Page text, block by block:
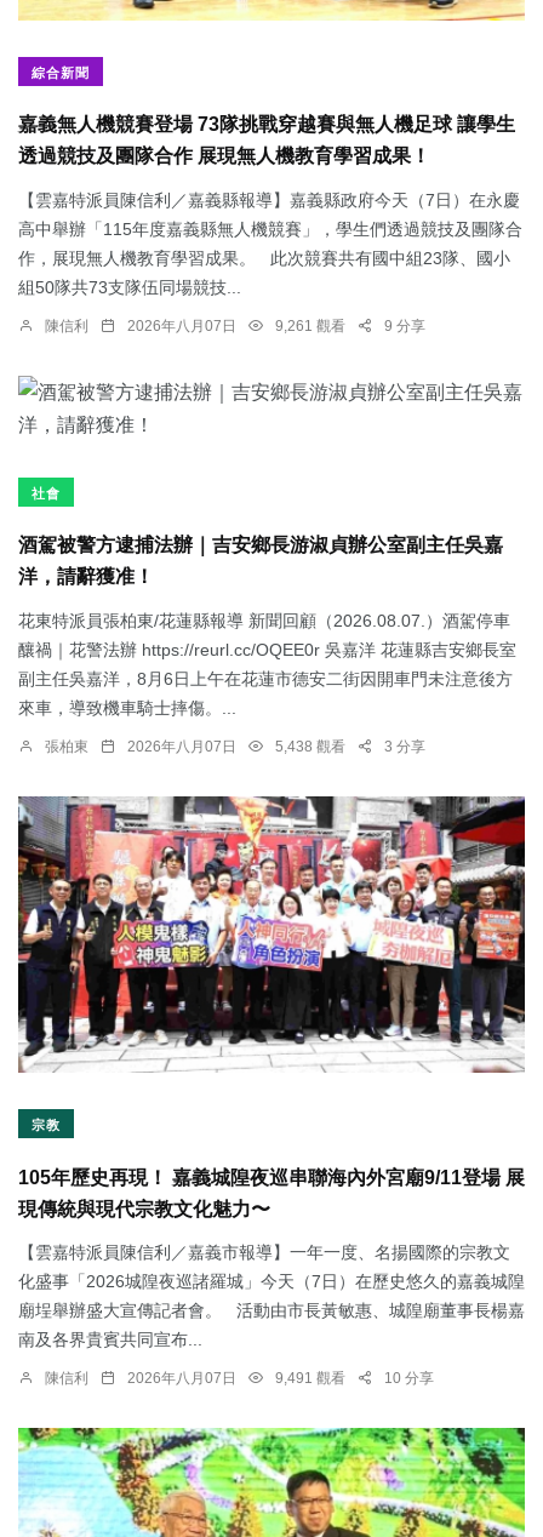
綜合新聞
嘉義無人機競賽登場 73隊挑戰穿越賽與無人機足球 讓學生
透過競技及團隊合作 展現無人機教育學習成果！
【雲嘉特派員陳信利／嘉義縣報導】嘉義縣政府今天（7日）在永慶
高中舉辦「115年度嘉義縣無人機競賽」，學生們透過競技及團隊合
作，展現無人機教育學習成果。 此次競賽共有國中組23隊、國小
組50隊共73支隊伍同場競技...
陳信利 2026年八月07日 9,261 觀看 9 分享
社會
酒駕被警方逮捕法辦｜吉安鄉長游淑貞辦公室副主任吳嘉
洋，請辭獲准！
花東特派員張柏東/花蓮縣報導 新聞回顧（2026.08.07.）酒駕停車
釀禍｜花警法辦 https://reurl.cc/OQEE0r 吳嘉洋 花蓮縣吉安鄉長室
副主任吳嘉洋，8月6日上午在花蓮市德安二街因開車門未注意後方
來車，導致機車騎士摔傷。...
張柏東 2026年八月07日 5,438 觀看 3 分享
宗教
105年歷史再現！ 嘉義城隍夜巡串聯海內外宮廟9/11登場 展
現傳統與現代宗教文化魅力〜
【雲嘉特派員陳信利／嘉義市報導】一年一度、名揚國際的宗教文
化盛事「2026城隍夜巡諸羅城」今天（7日）在歷史悠久的嘉義城隍
廟埕舉辦盛大宣傳記者會。 活動由市長黃敏惠、城隍廟董事長楊嘉
南及各界貴賓共同宣布...
陳信利 2026年八月07日 9,491 觀看 10 分享